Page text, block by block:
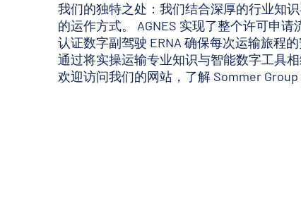
我们的独特之处：我们结合深厚的行业知
的运作方式。 AGNES 实现了整个许可申
认证数字副驾驶 ERNA 确保每次运输旅程的
通过将实操运输专业知识与智能数字工具
欢迎访问我们的网站，了解 Sommer